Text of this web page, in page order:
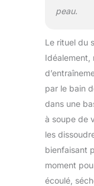
peau.
Le rituel du
Idéalement,
par le bain
dans une
à soupe de
les
bienfaisant
moment
écoulé,